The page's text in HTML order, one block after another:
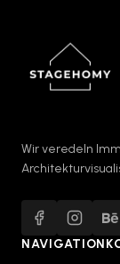
Wir veredeln
NAVIGATION